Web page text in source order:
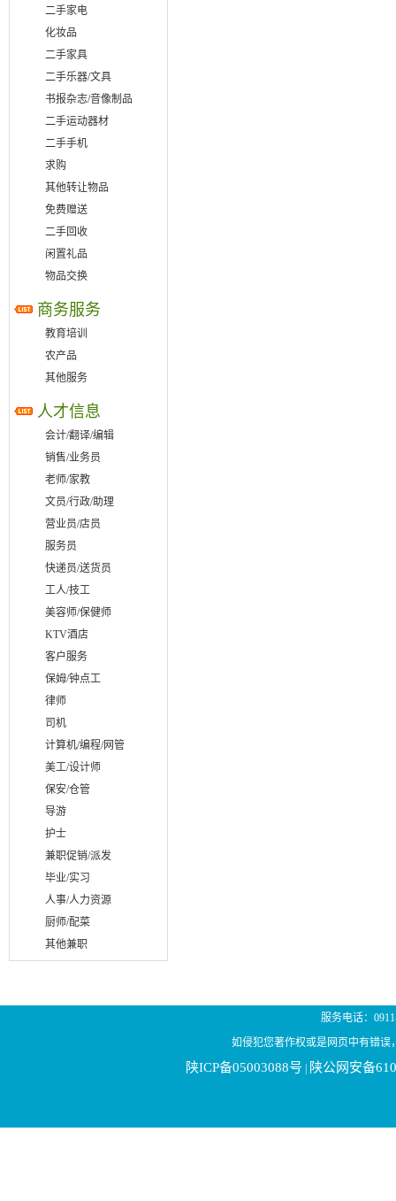
二手家电
化妆品
二手家具
二手乐器/文具
书报杂志/音像制品
二手运动器材
二手手机
求购
其他转让物品
免费赠送
二手回收
闲置礼品
物品交换
商务服务
教育培训
农产品
其他服务
人才信息
会计/翻译/编辑
销售/业务员
老师/家教
文员/行政/助理
营业员/店员
服务员
快递员/送货员
工人/技工
美容师/保健师
KTV酒店
客户服务
保姆/钟点工
律师
司机
计算机/编程/网管
美工/设计师
保安/仓管
导游
护士
兼职促销/派发
毕业/实习
人事/人力资源
厨师/配菜
其他兼职
服务电话：
如侵犯您著作权或是网页中有错
陕ICP备05003088号 陕公网安备